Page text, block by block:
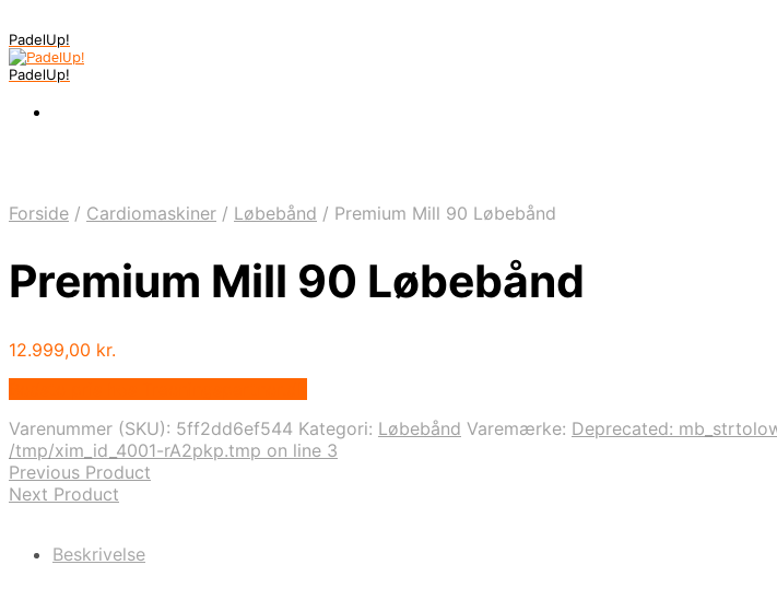
PadelUp!
PadelUp!
Forside / Cardiomaskiner / Løbebånd / Premium Mill 90 Løbebånd
Premium Mill 90 Løbebånd
12.999,00 kr.
Varenummer (SKU): 5ff2dd6ef544 Kategori: Løbebånd Varemærke: Deprecated:
/tmp/xim_id_4001-rA2pkp.tmp on line 3
Previous Product
Next Product
Beskrivelse